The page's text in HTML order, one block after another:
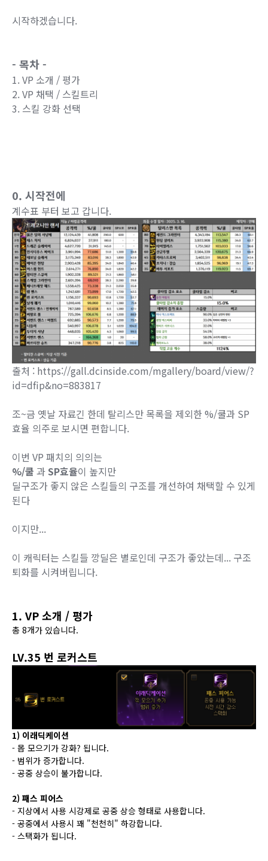
시작하겠습니다.
- 목차 -
1. VP 소개 / 평가
2. VP 채택 / 스킬트리
3. 스킬 강화 선택
0. 시작전에
계수표 부터 보고 갑니다.
출처 : https://gall.dcinside.com/mgallery/board/view/?
id=dfip&no=883817
조~금 옛날 자료긴 한데 탈리스만 목록을 제외한 %/쿨과 SP
효율 의주로 보시면 편합니다.
이번 VP 패치의 의의는
%/쿨 과SP효율이 높지만
딜구조가 좋지 않은 스킬들의 구조를 개선하여 채택할 수 있게
된다
이지만...
이 캐릭터는 스킬들 깡딜은 별로인데 구조가 좋았는데... 구조
퇴화를 시켜버립니다.
1. VP 소개 / 평가
총 8개가 있습니다.
LV.35 번 로커스트
1) 이래딕케이션
- 몹 모으기가 강화? 됩니다.
- 범위가 증가합니다.
- 공중 상승이 불가합니다.
2) 패스 피어스
- 지상에서 사용 시강제로 공중 상승 형태로 사용합니다.
- 공중에서 사용시 꽤 "천천히" 하강합니다.
- 스택화가 됩니다.